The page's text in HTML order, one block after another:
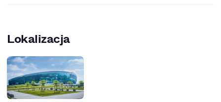
Lokalizacja